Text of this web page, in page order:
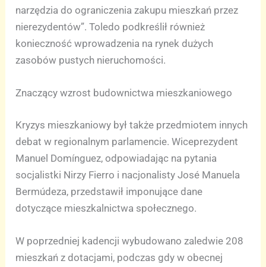
narzędzia do ograniczenia zakupu mieszkań przez
nierezydentów”. Toledo podkreślił również
konieczność wprowadzenia na rynek dużych
zasobów pustych nieruchomości.
Znaczący wzrost budownictwa mieszkaniowego
Kryzys mieszkaniowy był także przedmiotem innych
debat w regionalnym parlamencie. Wiceprezydent
Manuel Domínguez, odpowiadając na pytania
socjalistki Nirzy Fierro i nacjonalisty José Manuela
Bermúdeza, przedstawił imponujące dane
dotyczące mieszkalnictwa społecznego.
W poprzedniej kadencji wybudowano zaledwie 208
mieszkań z dotacjami, podczas gdy w obecnej